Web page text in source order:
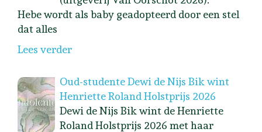
Hebe wordt als baby geadopteerd door een stel
dat alles
Lees verder
Oud-studente Dewi de Nijs Bik wint
Henriette Roland Holstprijs 2026
Dewi de Nijs Bik wint de Henriette
Roland Holstprijs 2026 met haar